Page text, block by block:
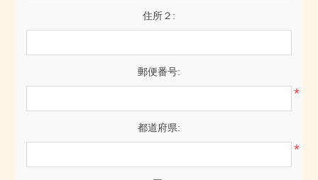
住所２:
郵便番号:
*
都道府県:
*